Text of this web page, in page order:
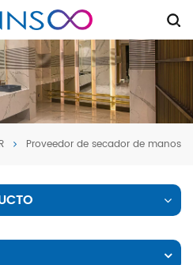
Proveedor de secador de manos